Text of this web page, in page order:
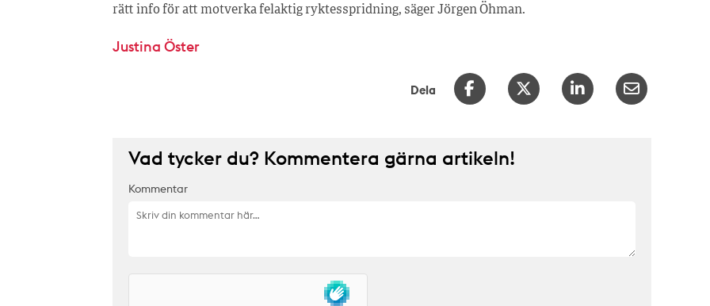
rätt info för att motverka felaktig ryktesspridning, säger Jörgen Öhman.
Justina Öster
Dela
Vad tycker du? Kommentera gärna artikeln!
Kommentar